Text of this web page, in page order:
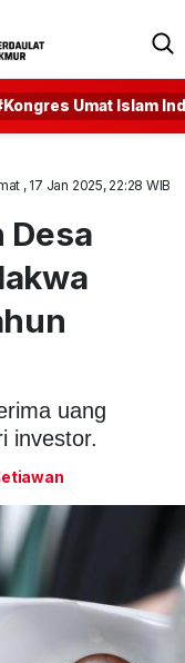
Umat Islam
, 17 Jan 2025, 22:28 WIB
Desa
uang
investor.